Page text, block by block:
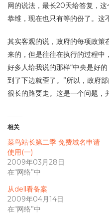
网的说法，最长20天给答复，
恭维，现在也只有等的份了。这
其实客观的说，政府的每项政策
来的，但是往往在执行的过程中
好多人给我说的那样“中央是好
到了下边就歪了。”所以，政府
很长的路要走。这是一个问题，
相关
菜鸟站长第二季 免费域名申请
使用(一)
2009年03月28日
在“网络”中
从dell看备案
2009年04月14日
在“网络”中